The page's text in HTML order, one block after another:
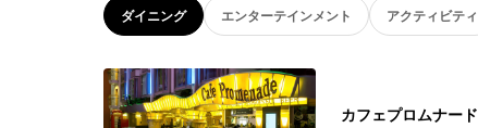
ダイニング エンターテインメント アクティビティ
カフェプロムナード